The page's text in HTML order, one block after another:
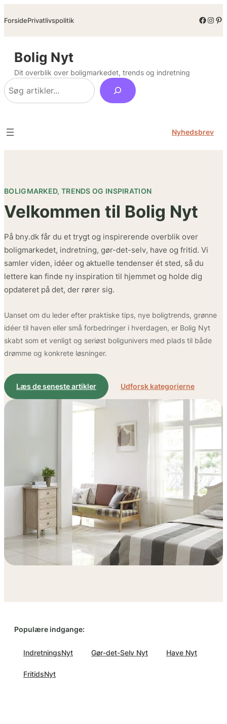
til
ForsidePrivatlivspolitik
Bolig Nyt
Dit overblik over boligmarkedet, trends og indretning
Søg
Nyhedsbrev
BOLIGMARKED, TRENDS OG INSPIRATION
Velkommen til Bolig Nyt
På bny.dk får du et trygt og inspirerende overblik over
boligmarkedet, indretning, gør-det-selv, have og fritid. Vi
samler viden, idéer og aktuelle tendenser ét sted, så du
lettere kan finde ny inspiration til hjemmet og holde dig
opdateret på det, der rører sig.
Uanset om du leder efter praktiske tips, nye boligtrends, grønne
idéer til haven eller små forbedringer i hverdagen, er Bolig Nyt
skabt som et venligt og seriøst boligunivers med plads til både
drømme og konkrete løsninger.
Læs de seneste artikler Udforsk kategorierne
Populære indgange:
IndretningsNyt Gør-det-Selv Nyt Have Nyt
FritidsNyt